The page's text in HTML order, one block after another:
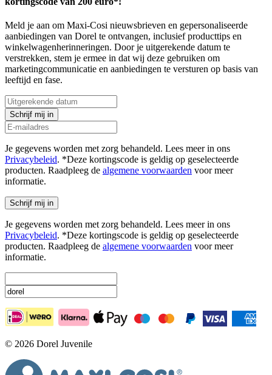
Meld je aan om Maxi-Cosi nieuwsbrieven en gepersonaliseerde
aanbiedingen van Dorel te ontvangen, inclusief producttips en
winkelwagenherinneringen. Door je uitgerekende datum te
verstrekken, stem je ermee in dat wij deze gebruiken om
marketingcommunicatie en aanbiedingen te versturen op basis van
leeftijd en fase.
Schrijf mij in
Je gegevens worden met zorg behandeld. Lees meer in ons
Privacybeleid. *Deze kortingscode is geldig op geselecteerde
producten. Raadpleeg de algemene voorwaarden voor meer
informatie.
Schrijf mij in
Je gegevens worden met zorg behandeld. Lees meer in ons
Privacybeleid. *Deze kortingscode is geldig op geselecteerde
producten. Raadpleeg de algemene voorwaarden voor meer
informatie.
© 2026 Dorel Juvenile